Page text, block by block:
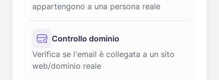
appartengono a una persona reale
Controllo dominio
Verifica se l'email è collegata a un sito
web/dominio reale